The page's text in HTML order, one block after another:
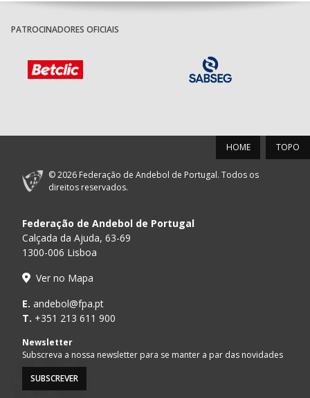
PATROCINADORES OFICIAIS
TOPO
HOME
© 2026 Federação de Andebol de Portugal. Todos os
direitos reservados.
Federação de Andebol de Portugal
Calçada da Ajuda, 63-69
1300-006 Lisboa
Ver no Mapa
E. andebol@fpa.pt
T. +351 213 611 900
Newsletter
Subscreva a nossa newsletter para se manter a par das novidades
SUBSCREVER